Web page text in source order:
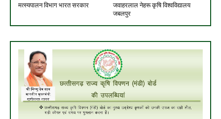
मत्स्यपालन विभाग भारत सरकार
जवाहरलाल नेहरू कृषि विश्वविद्यालय
जबलपुर